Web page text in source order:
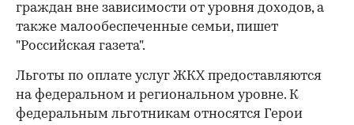
граждан вне зависимости от уровня доходов, а
также малообеспеченные семьи, пишет
"Российская газета".
Льготы по оплате услуг ЖКХ предоставляются
на федеральном и региональном уровне. К
федеральным льготникам относятся Герои